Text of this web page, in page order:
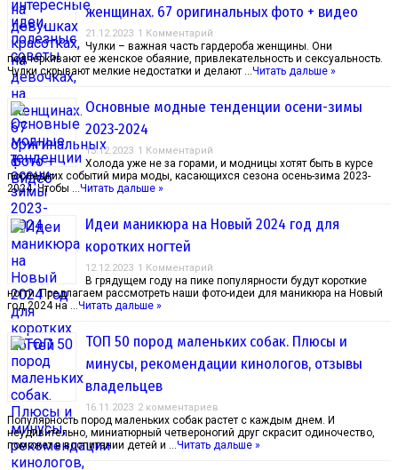
женщинах. 67 оригинальных фото + видео
21.12.2023 1 Комментарий
Чулки – важная часть гардероба женщины. Они
подчеркивают ее женское обаяние, привлекательность и сексуальность.
Чулки скрывают мелкие недостатки и делают … Читать дальше »
Основные модные тенденции осени-зимы
2023-2024
13.12.2023 1 Комментарий
Холода уже не за горами, и модницы хотят быть в курсе
последних событий мира моды, касающихся сезона осень-зима 2023-
2024. Чтобы … Читать дальше »
Идеи маникюра на Новый 2024 год для
коротких ногтей
12.12.2023 1 Комментарий
В грядущем году на пике популярности будут короткие
ногти. Предлагаем рассмотреть наши фото-идеи для маникюра на Новый
год 2024 на … Читать дальше »
ТОП 50 пород маленьких собак. Плюсы и
минусы, рекомендации кинологов, отзывы
владельцев
16.11.2023 2 комментариев
Популярность пород маленьких собак растет с каждым днем. И
неудивительно, миниатюрный четвероногий друг скрасит одиночество,
поможет в воспитании детей и … Читать дальше »